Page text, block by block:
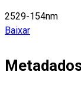
2529-154nm
Baixar